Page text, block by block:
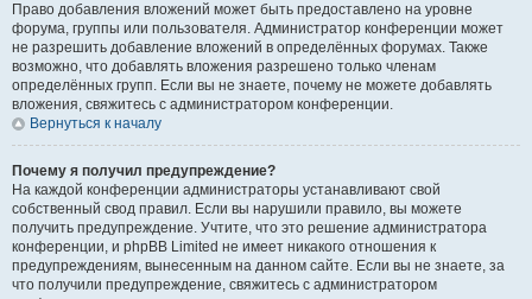
Право добавления вложений может быть предоставлено на уровне
форума, группы или пользователя. Администратор конференции может
не разрешить добавление вложений в определённых форумах. Также
возможно, что добавлять вложения разрешено только членам
определённых групп. Если вы не знаете, почему не можете добавлять
вложения, свяжитесь с администратором конференции.
Вернуться к началу
Почему я получил предупреждение?
На каждой конференции администраторы устанавливают свой
собственный свод правил. Если вы нарушили правило, вы можете
получить предупреждение. Учтите, что это решение администратора
конференции, и phpBB Limited не имеет никакого отношения к
предупреждениям, вынесенным на данном сайте. Если вы не знаете, за
что получили предупреждение, свяжитесь с администратором